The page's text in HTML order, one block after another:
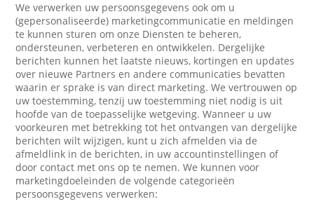
We verwerken uw persoonsgegevens ook om u
(gepersonaliseerde) marketingcommunicatie en meldingen
te kunnen sturen om onze Diensten te beheren,
ondersteunen, verbeteren en ontwikkelen. Dergelijke
berichten kunnen het laatste nieuws, kortingen en updates
over nieuwe Partners en andere communicaties bevatten
waarin er sprake is van direct marketing. We vertrouwen op
uw toestemming, tenzij uw toestemming niet nodig is uit
hoofde van de toepasselijke wetgeving. Wanneer u uw
voorkeuren met betrekking tot het ontvangen van dergelijke
berichten wilt wijzigen, kunt u zich afmelden via de
afmeldlink in de berichten, in uw accountinstellingen of
door contact met ons op te nemen. We kunnen voor
marketingdoeleinden de volgende categorieën
persoonsgegevens verwerken: